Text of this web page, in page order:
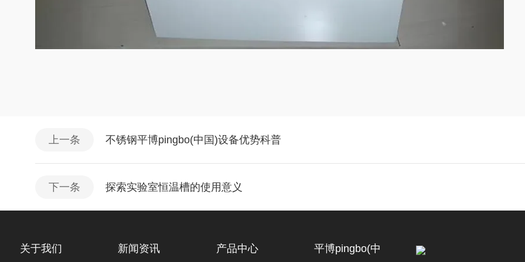
上一条 不锈钢平博pingbo(中国)设备优势科普
下一条 探索实验室恒温槽的使用意义
关于我们 新闻资讯 产品中心
平博pingbo(中